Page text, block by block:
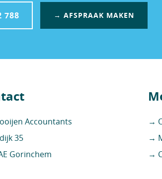
788 → AFSPRAAK MAKEN
Accountants
35
Gorinchem
→
→
→